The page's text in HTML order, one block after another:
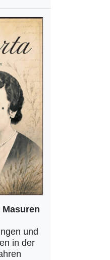
und
in der